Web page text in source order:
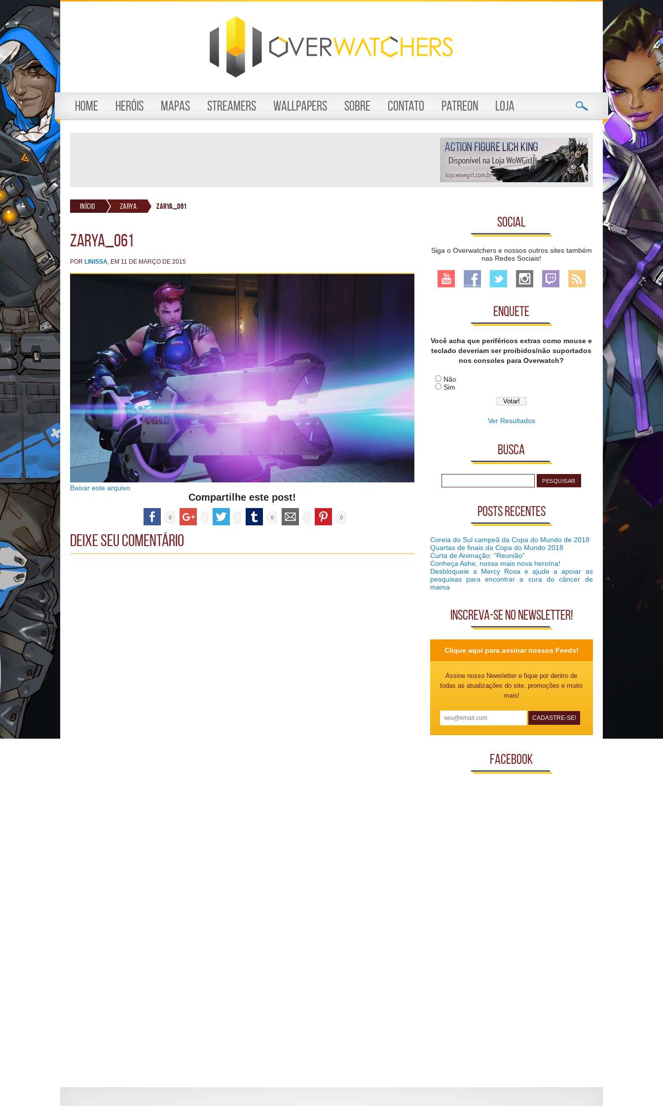
Home Heróis Mapas Streamers Wallpapers Sobre Contato Patreon Loja
Início Zarya Zarya_061
Zarya_061
POR LINISSA, EM 11 DE MARÇO DE 2015
Baixar este arquivo
Compartilhe este post!
0 0 0
Deixe seu comentário
Social
Siga o Overwatchers e nossos outros sites também
nas Redes Sociais!
Enquete
Você acha que periféricos extras como mouse e
teclado deveriam ser proibidos/não suportados
nos consoles para Overwatch?
Não
Sim
Ver Resultados
Busca
Posts recentes
Coreia do Sul campeã da Copa do Mundo de 2018
Quartas de finais da Copa do Mundo 2018
Curta de Animação: “Reunião”
Conheça Ashe, nossa mais nova heroína!
Desbloqueie a Mercy Rosa e ajude a apoiar as
pesquisas para encontrar a cura do câncer de
mama
Inscreva-se no Newsletter!
Clique aqui para assinar nossos Feeds!
Assine nosso Newsletter e fique por dentro de
todas as atualizações do site, promoções e muito
mais!
Facebook